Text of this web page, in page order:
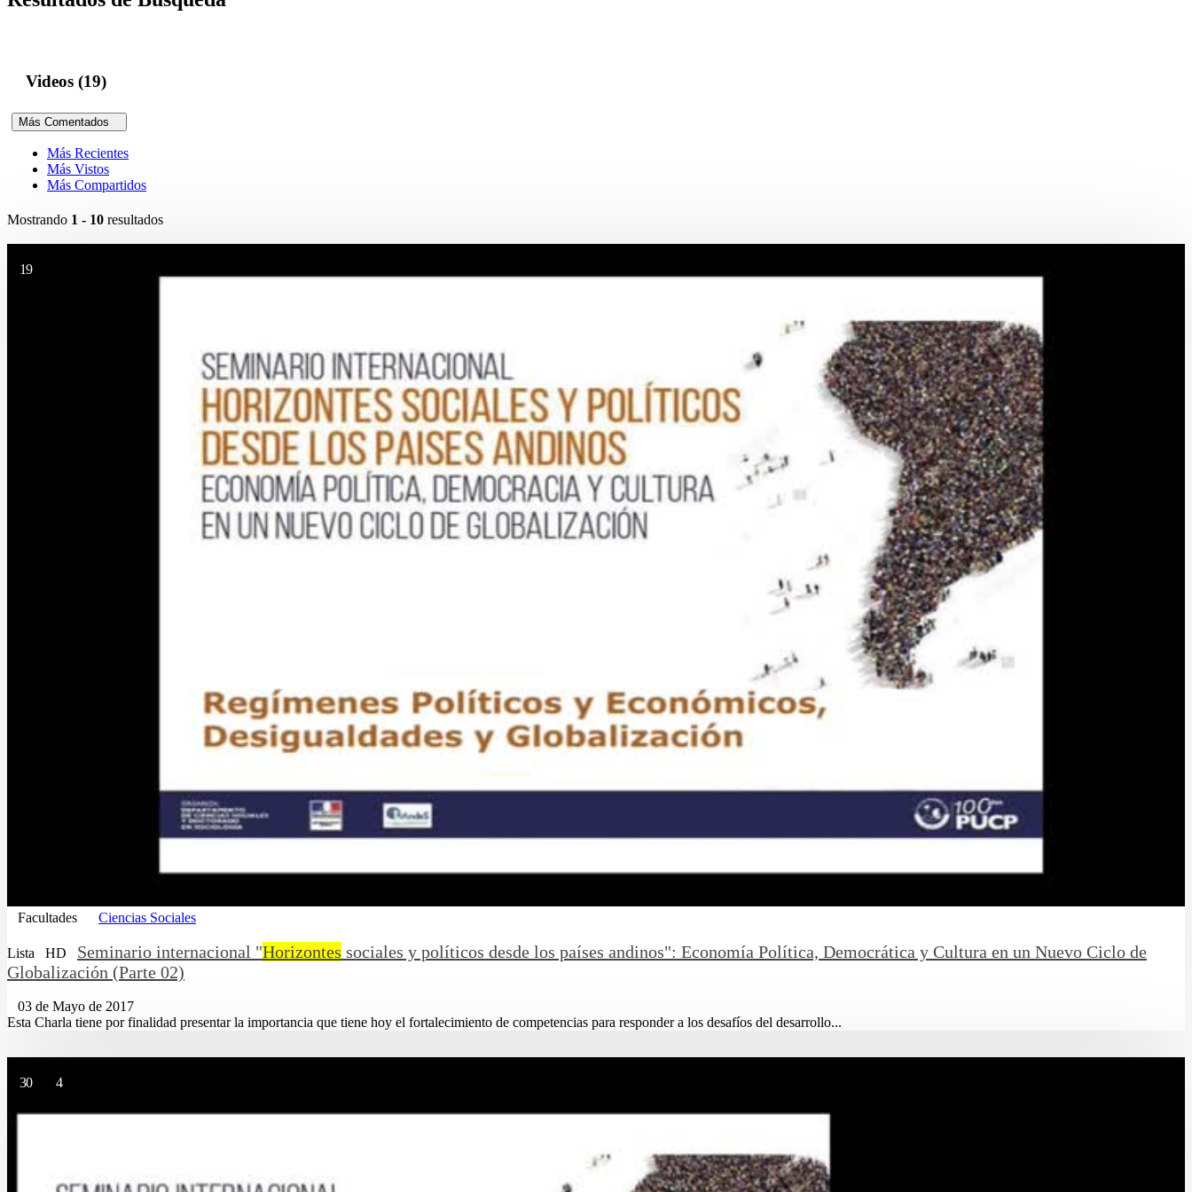
Videos (19)
Más Comentados
Más Recientes
Más Vistos
Más Compartidos
Mostrando 1 - 10 resultados
19
Facultades Ciencias Sociales
Lista HD Seminario internacional "Horizontes sociales y políticos desde los países andinos": Economía Política, Democrática y Cultura en un Nuevo Ciclo de
Globalización (Parte 02)
03 de Mayo de 2017
Esta Charla tiene por finalidad presentar la importancia que tiene hoy el fortalecimiento de competencias para responder a los desafíos del desarrollo...
30 4